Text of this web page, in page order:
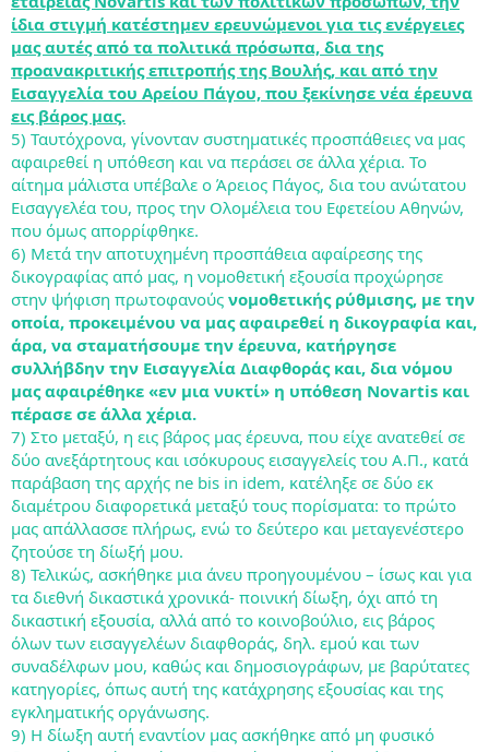
ίδια στιγμή κατέστημεν ερευνώμενοι για τις ενέργειες
μας αυτές από τα πολιτικά πρόσωπα, δια της
προανακριτικής επιτροπής της Βουλής, και από την
Εισαγγελία του Αρείου Πάγου, που ξεκίνησε νέα έρευνα
εις βάρος μας.
5) Ταυτόχρονα, γίνονταν συστηματικές προσπάθειες να μας
αφαιρεθεί η υπόθεση και να περάσει σε άλλα χέρια. Το
αίτημα μάλιστα υπέβαλε ο Άρειος Πάγος, δια του ανώτατου
Εισαγγελέα του, προς την Ολομέλεια του Εφετείου Αθηνών,
που όμως απορρίφθηκε.
6) Μετά την αποτυχημένη προσπάθεια αφαίρεσης της
δικογραφίας από μας, η νομοθετική εξουσία προχώρησε
στην ψήφιση πρωτοφανούς νομοθετικής ρύθμισης, με την
οποία, προκειμένου να μας αφαιρεθεί η δικογραφία και,
άρα, να σταματήσουμε την έρευνα, κατήργησε
συλλήβδην την Εισαγγελία Διαφθοράς και, δια νόμου
μας αφαιρέθηκε «εν μια νυκτί» η υπόθεση Novartis και
πέρασε σε άλλα χέρια.
7) Στο μεταξύ, η εις βάρος μας έρευνα, που είχε ανατεθεί σε
δύο ανεξάρτητους και ισόκυρους εισαγγελείς του Α.Π., κατά
παράβαση της αρχής ne bis in idem, κατέληξε σε δύο εκ
διαμέτρου διαφορετικά μεταξύ τους πορίσματα: το πρώτο
μας απάλλασσε πλήρως, ενώ το δεύτερο και μεταγενέστερο
ζητούσε τη δίωξή μου.
8) Τελικώς, ασκήθηκε μια άνευ προηγουμένου – ίσως και για
τα διεθνή δικαστικά χρονικά- ποινική δίωξη, όχι από τη
δικαστική εξουσία, αλλά από το κοινοβούλιο, εις βάρος
όλων των εισαγγελέων διαφθοράς, δηλ. εμού και των
συναδέλφων μου, καθώς και δημοσιογράφων, με βαρύτατες
κατηγορίες, όπως αυτή της κατάχρησης εξουσίας και της
εγκληματικής οργάνωσης.
9) Η δίωξη αυτή εναντίον μας ασκήθηκε από μη φυσικό